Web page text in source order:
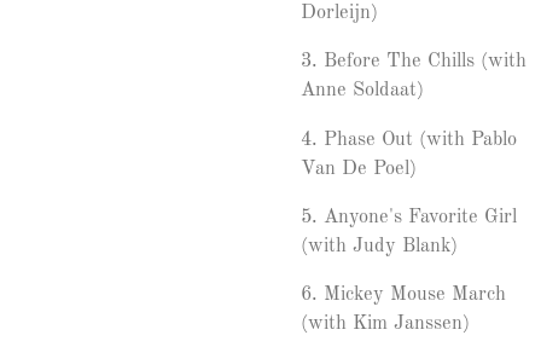
Dorleijn)
3. Before The Chills (with
Anne Soldaat)
4. Phase Out (with Pablo
Van De Poel)
5. Anyone's Favorite Girl
(with Judy Blank)
6. Mickey Mouse March
(with Kim Janssen)